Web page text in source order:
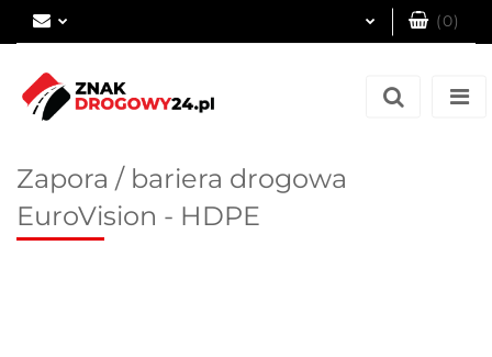
(0)
Zapora / bariera drogowa
EuroVision - HDPE